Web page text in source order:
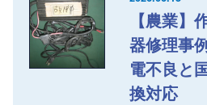
【農業】
器修理事
電不良と
換対応